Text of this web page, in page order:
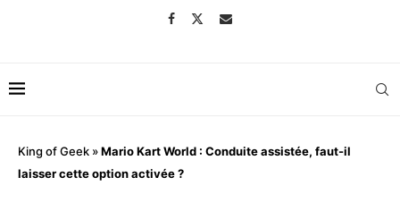
King of Geek »Mario Kart World : Conduite assistée, faut-il
laisser cette option activée ?